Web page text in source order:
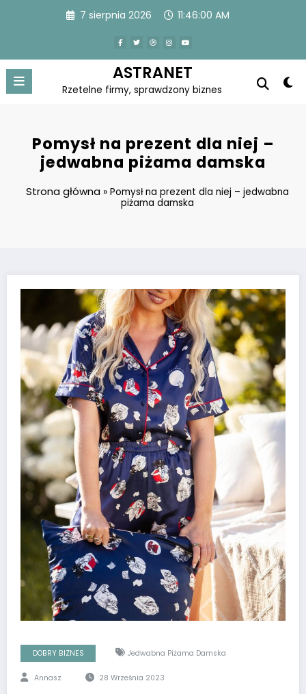
7 sierpnia 2026 11:46:01 AM
ASTRANET
Rzetelne firmy, sprawdzony biznes
Pomysł na prezent dla niej –
jedwabna piżama damska
Strona główna »Pomysł na prezent dla niej – jedwabna
piżama damska
DOBRY BIZNES Jedwabna Piżama Damska
Annasz 28 Września 2023